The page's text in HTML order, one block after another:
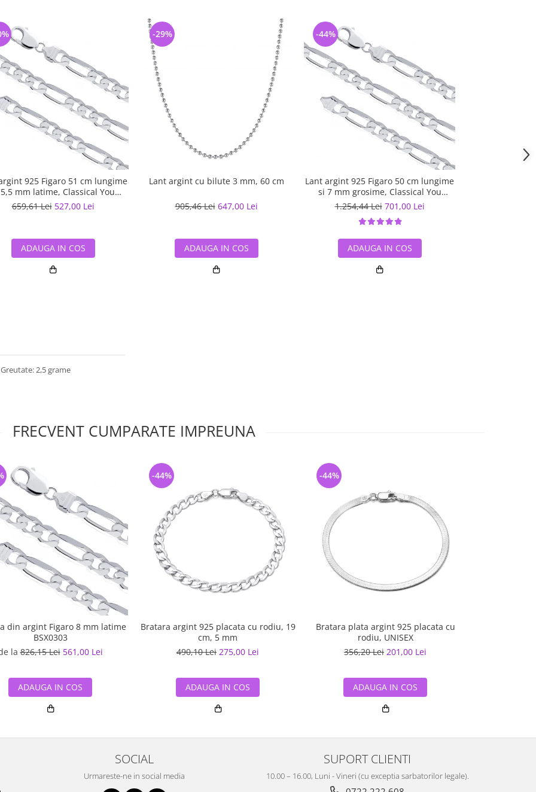
925 Figaro 51 cm lungime
mm latime, Classical You
LSX0202
659,61 Lei 527,00 Lei
ADAUGA IN COS
Lant argint cu bilute 3 mm, 60 cm
905,46 Lei 647,00 Lei
-29%
ADAUGA IN COS
Lant argint 925 Figaro 50 cm lungime
si 7 mm grosime, Classical You
LSX0201
1.254,44 Lei 701,00 Lei
-44%
ADAUGA IN COS
2,5 grame
FRECVENT CUMPARATE IMPREUNA
din argint Figaro 8 mm latime
BSX0303
la826,15 Lei 561,00 Lei
ADAUGA IN COS
Bratara argint 925 placata cu rodiu, 19
cm, 5 mm
490,10 Lei 275,00 Lei
-44%
ADAUGA IN COS
Bratara plata argint 925 placata cu
rodiu, UNISEX
356,20 Lei 201,00 Lei
-44%
ADAUGA IN COS
SOCIAL
Urmareste-ne in social media
SUPORT CLIENTI
10.00 – 16.00, Luni - Vineri (cu exceptia sarbatorilor legale).